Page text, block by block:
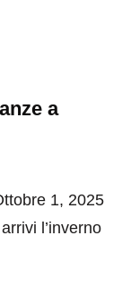
a
1, 2025
l’inverno